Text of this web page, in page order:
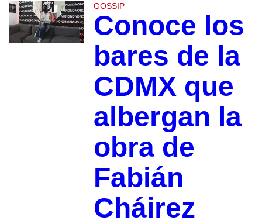
GOSSIP
Conoce los
bares de la
CDMX que
albergan la
obra de
Fabián
Cháirez